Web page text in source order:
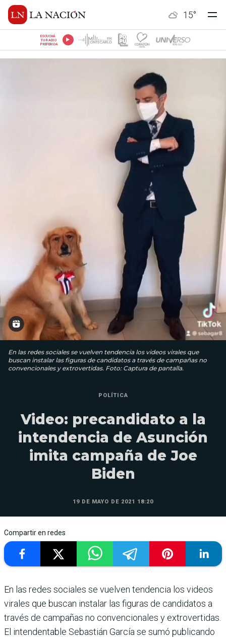
15°
ESCUCHÁ
TU RADIO
PREFERIDA
En las redes sociales se vuelven tendencia los videos virales que
buscan instalar las figuras de candidatos a través de campañas no
convencionales y extrovertidas. Foto: Captura de pantalla.
POLÍTICA
Video: precandidato a la
intendencia de Asunción
imita campaña de Joe
Biden
19 DE MAYO DE 2021 18:20
Compartir en redes
En las redes sociales se vuelven tendencia los videos
virales que buscan instalar las figuras de candidatos a
través de campañas no convencionales y extrovertidas.
El intendentable Sebastián García se sumó publicando